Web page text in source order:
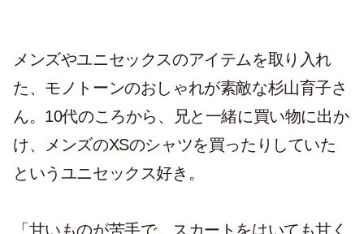
メンズやユニセックスのアイテムを取り入れ
た、モノトーンのおしゃれが素敵な杉山育子さ
ん。10代のころから、兄と一緒に買い物に出か
け、メンズのXSのシャツを買ったりしていた
というユニセックス好き。
「甘いものが苦手で、スカートをはいても甘く